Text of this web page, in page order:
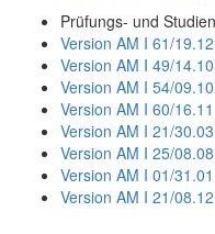
Prüfungs- und
Version AM I 61/
Version AM I 49/
Version AM I 54/
Version AM I 60/
Version AM I 21/
Version AM I 25/
Version AM I 01/
Version AM I 21/